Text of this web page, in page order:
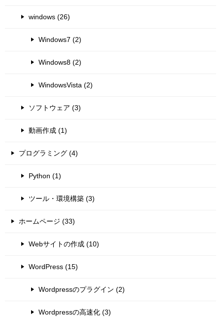
windows (26)
Windows7 (2)
Windows8 (2)
WindowsVista (2)
ソフトウェア (3)
動画作成 (1)
プログラミング (4)
Python (1)
ツール・環境構築 (3)
ホームページ (33)
Webサイトの作成 (10)
WordPress (15)
Wordpressのプラグイン (2)
Wordpressの高速化 (3)